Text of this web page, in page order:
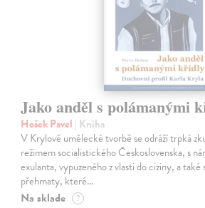
Jako anděl s polámanými
Hošek Pavel | Kniha
V Krylově umělecké tvorbě se odráží trpká
režimem socialistického Československa, s
exulanta, vypuzeného z vlasti do ciziny, a také
přehmaty, které…
Na sklade ?